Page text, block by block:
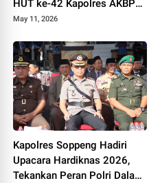
HUT ke-42 Kapolres AKBP
Aditya Pradana
May 11, 2026
Kapolres Soppeng Hadiri
Upacara Hardiknas 2026,
Tekankan Peran Polri Dalam